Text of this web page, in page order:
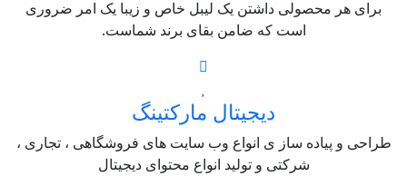
برای هر محصولی داشتن یک لیبل خاص و زیبا یک امر ضروری
است که ضامن بقای برند شماست.
دیجیتال مارکتینگ
طراحی و پیاده ساز ی انواع وب سایت های فروشگاهی ، تجاری ،
شرکتی و تولید انواع محتوای دیجیتال